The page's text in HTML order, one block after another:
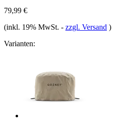
79,99 €
(inkl. 19% MwSt. - zzgl. Versand )
Varianten: